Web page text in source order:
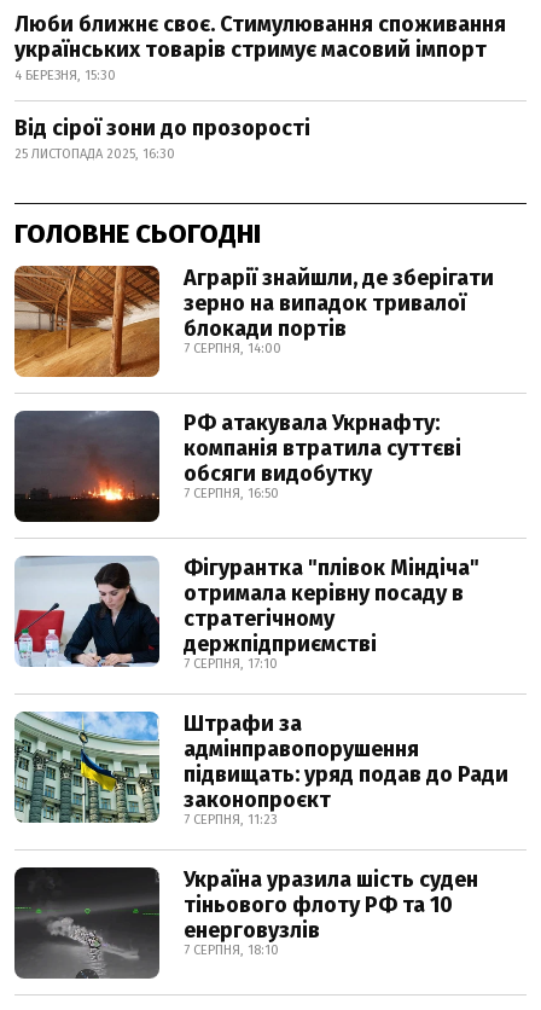
Люби ближнє своє. Стимулювання споживання
українських товарів стримує масовий імпорт
4 БЕРЕЗНЯ, 15:30
Від сірої зони до прозорості
25 ЛИСТОПАДА 2025, 16:30
ГОЛОВНЕ СЬОГОДНІ
Аграрії знайшли, де зберігати
зерно на випадок тривалої
блокади портів
7 СЕРПНЯ, 14:00
РФ атакувала Укрнафту:
компанія втратила суттєві
обсяги видобутку
7 СЕРПНЯ, 16:50
Фігурантка "плівок Міндіча"
отримала керівну посаду в
стратегічному
держпідприємстві
7 СЕРПНЯ, 17:10
Штрафи за
адмінправопорушення
підвищать: уряд подав до Ради
законопроєкт
7 СЕРПНЯ, 11:23
Україна уразила шість суден
тіньового флоту РФ та 10
енерговузлів
7 СЕРПНЯ, 18:10